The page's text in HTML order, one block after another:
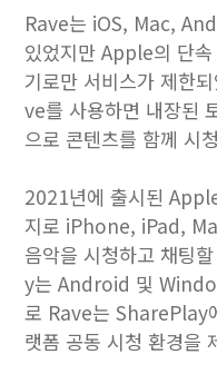
Rave는 iOS, Mac,
있었지만 Apple의 단
기로만 서비스가 제한
ve를 사용하면 내장된
으로 콘텐츠를 함께 시
2021년에 출시된
지로 iPhone, iPad,
음악을 시청하고 채팅
y는 Android 및
로 Rave는 SharePlay
랫폼 공동 시청 환경을